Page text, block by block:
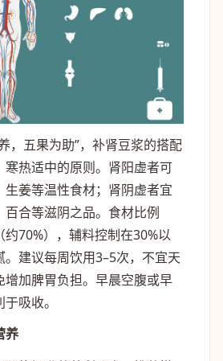
，五果为助”，补肾豆浆的搭配
寒热适中的原则。肾阳虚者可
生姜等温性食材；肾阴虚者宜
百合等滋阴之品。食材比例
70%），辅料控制在30%以
。建议每周饮用3–5次，不宜天
增加脾胃负担。早晨空腹或早
吸收。
养